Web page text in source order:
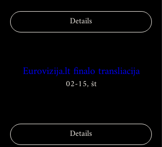
Details
Eurovizija.lt finalo transliacija
02-15, št
Details